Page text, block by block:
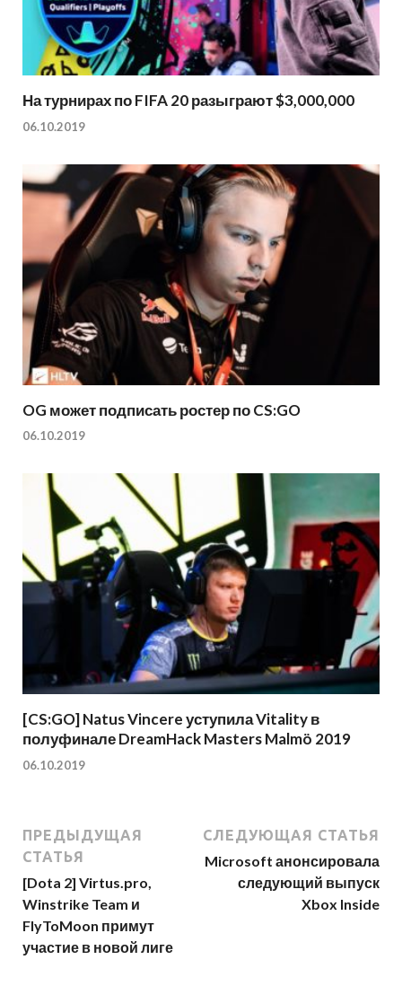
На турнирах по FIFA 20 разыграют $3,000,000
06.10.2019
OG может подписать ростер по CS:GO
06.10.2019
[CS:GO] Natus Vincere уступила Vitality в
полуфинале DreamHack Masters Malmö 2019
06.10.2019
ПРЕДЫДУЩАЯ
СТАТЬЯ
[Dota 2] Virtus.pro,
Winstrike Team и
FlyToMoon примут
участие в новой лиге
СЛЕДУЮЩАЯ СТАТЬЯ
Microsoft анонсировала
следующий выпуск
Xbox Inside